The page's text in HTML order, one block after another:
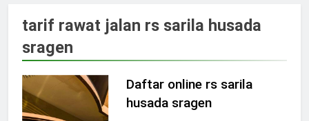
15/07/2025
Jadwal Praktek Dokter RS
Maguan Husada Wonogiri
tarif rawat jalan rs sarila husada
sragen
Daftar online rs sarila
husada sragen